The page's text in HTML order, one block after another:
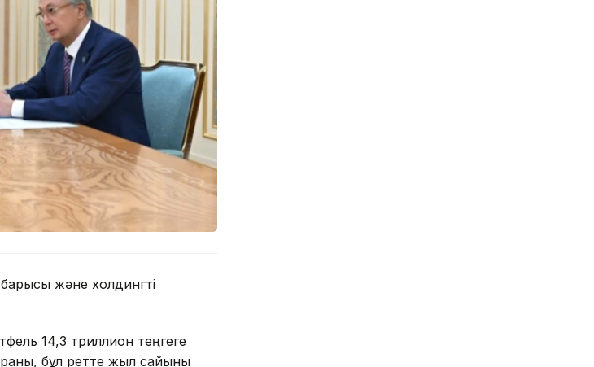
және холдингті
14,3 триллион теңгеге
бұл ретте жыл сайынғы